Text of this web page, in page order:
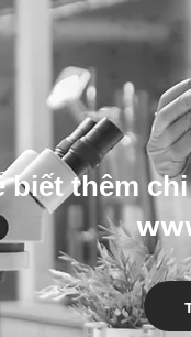
biết thêm